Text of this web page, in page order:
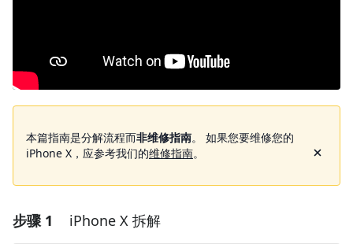
本篇指南是分解流程而非维修指南。 如果您要维修您的
iPhone X，应参考我们的维修指南。
步骤 1 iPhone X 拆解